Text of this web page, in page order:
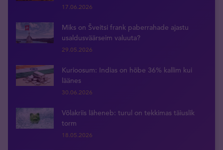
17.06.2026
Miks on Šveitsi frank paberrahade ajastu
usaldusväärseim valuuta?
29.05.2026
Kurioosum: Indias on hõbe 36% kallim kui
läänes
30.06.2026
Võlakriis läheneb: turul on tekkimas täiuslik
torm
18.05.2026